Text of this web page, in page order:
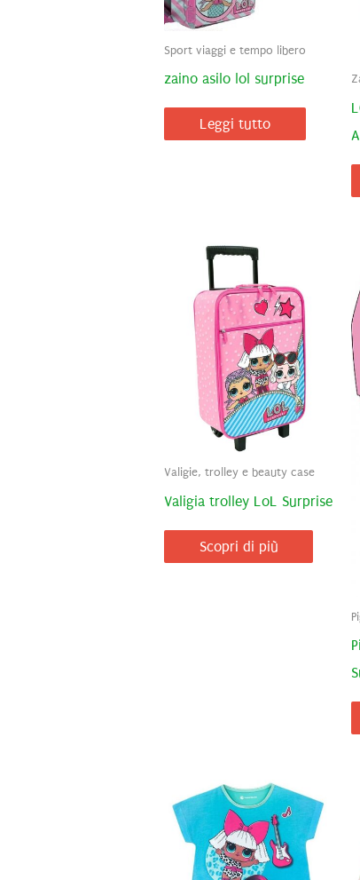
Sport viaggi e tempo libero
zaino asilo lol surprise
Leggi tutto
Valigie, trolley e beauty case
Valigia trolley LoL Surprise
Scopri di più